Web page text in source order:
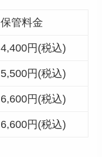
保管料金
4,400円(税込)
5,500円(税込)
6,600円(税込)
6,600円(税込)